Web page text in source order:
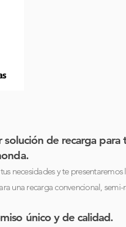
solución de recarga para
necesidades y te presentaremos
una recarga convencional,
único y de calidad.